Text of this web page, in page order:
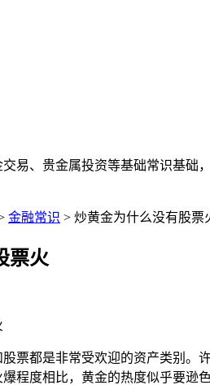
易、贵金属投资等基础常识基础
金融常识 > 炒黄金为什么没有股票
票火
票都是非常受欢迎的资产类别。
程度相比，黄金的热度似乎要逊